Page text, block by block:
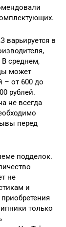
в
среднем,
может
– от 600 до
рублей.
не всегда
перед
подделок.
не
и
только